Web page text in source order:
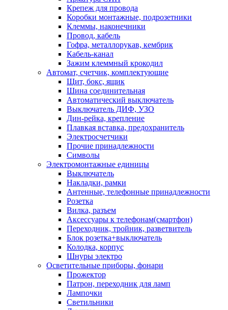
Крепеж для провода
Коробки монтажные, подрозетники
Клеммы, наконечники
Провод, кабель
Гофра, металлорукав, кембрик
Кабель-канал
Зажим клеммный крокодил
Автомат, счетчик, комплектующие
Щит, бокс, ящик
Шина соединительная
Автоматический выключатель
Выключатель ДИФ, УЗО
Дин-рейка, крепление
Плавкая вставка, предохранитель
Электросчетчики
Прочие принадлежности
Символы
Электромонтажные единицы
Выключатель
Накладки, рамки
Антенные, телефонные принадлежности
Розетка
Вилка, разъем
Аксессуары к телефонам(смартфон)
Переходник, тройник, разветвитель
Блок розетка+выключатель
Колодка, корпус
Шнуры электро
Осветительные приборы, фонари
Прожектор
Патрон, переходник для ламп
Лампочки
Светильники